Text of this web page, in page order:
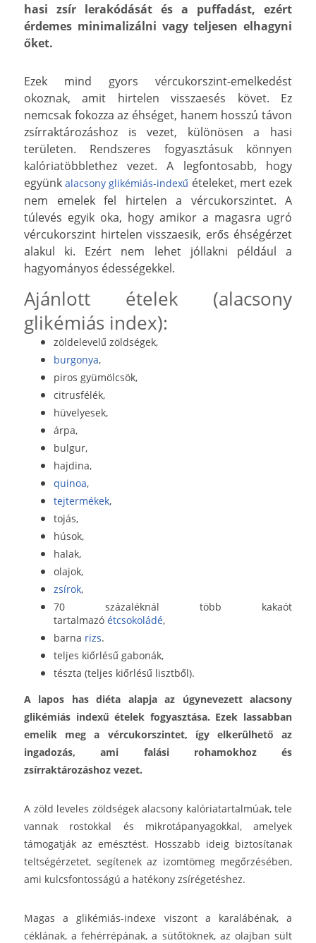
hasi zsír lerakódását és a puffadást, ezért
érdemes minimalizálni vagy teljesen elhagyni
őket.
Ezek mind gyors vércukorszint-emelkedést
okoznak, amit hirtelen visszaesés követ. Ez
nemcsak fokozza az éhséget, hanem hosszú távon
zsírraktározáshoz is vezet, különösen a hasi
területen. Rendszeres fogyasztásuk könnyen
kalóriatöbblethez vezet. A legfontosabb, hogy
együnkalacsony glikémiás-indexű ételeket, mert ezek
nem emelek fel hirtelen a vércukorszintet. A
túlevés egyik oka, hogy amikor a magasra ugró
vércukorszint hirtelen visszaesik, erős éhségérzet
alakul ki. Ezért nem lehet jóllakni például a
hagyományos édességekkel.
Ajánlott ételek (alacsony
glikémiás index):
zöldelevelű zöldségek,
burgonya,
piros gyümölcsök,
citrusfélék,
hüvelyesek,
árpa,
bulgur,
hajdina,
quinoa,
tejtermékek,
tojás,
húsok,
halak,
olajok,
zsírok,
70 százaléknál több kakaót
tartalmazó étcsokoládé,
barna rizs.
teljes kiőrlésű gabonák,
tészta (teljes kiőrlésű lisztből).
A lapos has diéta alapja az úgynevezett alacsony
glikémiás indexű ételek fogyasztása. Ezek lassabban
emelik meg a vércukorszintet, így elkerülhető az
ingadozás, ami falási rohamokhoz és
zsírraktározáshoz vezet.
A zöld leveles zöldségek alacsony kalóriatartalmúak, tele
vannak rostokkal és mikrotápanyagokkal, amelyek
támogatják az emésztést. Hosszabb ideig biztosítanak
teltségérzetet, segítenek az izomtömeg megőrzésében,
ami kulcsfontosságú a hatékony zsírégetéshez.
Magas a glikémiás-indexe viszont a karalábénak, a
céklának, a fehérrépának, a sütőtöknek, az olajban sült